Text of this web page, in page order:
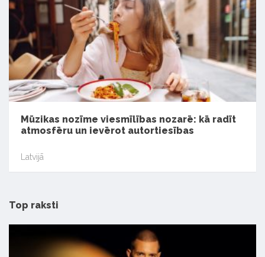
Mūzikas nozīme viesmīlības nozarē: kā radīt
atmosfēru un ievērot autortiesības
Latvijā
Top raksti